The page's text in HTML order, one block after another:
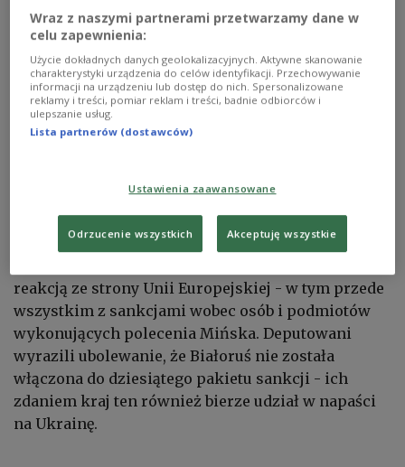
Unijna rezolucja ws. Białorusi: Apel o uwolnienie polskiego dziennikarza,
wezwanie do dalszych sankcji oraz krytyka MKOlu
Europarlament przegłosował dziś specjalną
rezolucję w sprawie politycznych represji na
Białorusi. Znalazł się w niej apel do instytucji
także MKOl za dopuszczenie do igrzysk
białoruskich i rosyjskich sportowców.
Według europosłów polityczne represje reżimu
reakcją ze strony Unii Europejskiej - w tym przede
wszystkim z sankcjami wobec osób i podmiotów
wykonujących polecenia Mińska. Deputowani
wyrazili ubolewanie, że Białoruś nie została
włączona do dziesiątego pakietu sankcji - ich
zdaniem kraj ten również bierze udział w napaści
na Ukrainę.
Wraz z naszymi partnerami przetwarzamy dane w
celu zapewnienia:
Użycie dokładnych danych geolokalizacyjnych. Aktywne skanowanie
charakterystyki urządzenia do celów identyfikacji. Przechowywanie
informacji na urządzeniu lub dostęp do nich. Spersonalizowane
reklamy i treści, pomiar reklam i treści, badnie odbiorców i
ulepszanie usług.
Lista partnerów (dostawców)
Ustawienia zaawansowane
Odrzucenie wszystkich Akceptuję wszystkie